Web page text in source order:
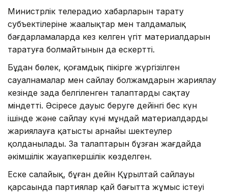
Министрлік телерадио хабарларын тарату
субъектілеріне жаңалықтар мен талдамалық
бағдарламаларда кез келген үгіт материалдарын
таратуға болмайтынын да ескертті.
Бұдан бөлек, қоғамдық пікірге жүргізілген
сауалнамалар мен сайлау болжамдарын жариялау
кезінде заңда белгіленген талаптарды сақтау
міндетті. Әсіресе дауыс беруге дейінгі бес күн
ішінде және сайлау күні мұндай материалдарды
жариялауға қатысты арнайы шектеулер
қолданылады. Заң талаптарын бұзған жағдайда
әкімшілік жауапкершілік көзделген.
Еске салайық, бұған дейін Құрылтай сайлауы
қарсаңында партиялар қай бағытта жұмыс істеуі